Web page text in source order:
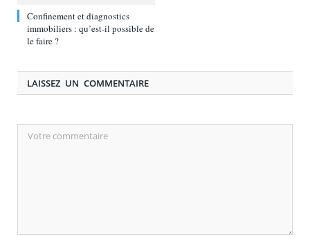
Confinement et diagnostics
immobiliers : qu’est-il possible de
le faire ?
LAISSEZ UN COMMENTAIRE